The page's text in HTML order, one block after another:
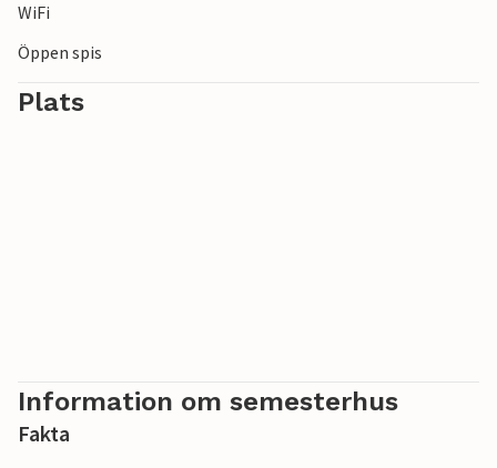
WiFi
Öppen spis
Plats
Information om semesterhus
Fakta